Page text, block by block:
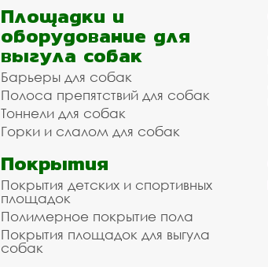
Площадки и
оборудование для
выгула собак
Барьеры для собак
Полоса препятствий для собак
Тоннели для собак
Горки и слалом для собак
Покрытия
Покрытия детских и спортивных
площадок
Полимерное покрытие пола
Покрытия площадок для выгула
собак